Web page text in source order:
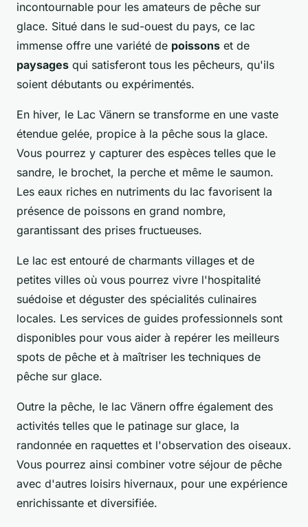
incontournable pour les amateurs de pêche sur
glace. Situé dans le sud-ouest du pays, ce lac
immense offre une variété de poissons et de
paysages qui satisferont tous les pêcheurs, qu'ils
soient débutants ou expérimentés.
En hiver, le Lac Vänern se transforme en une vaste
étendue gelée, propice à la pêche sous la glace.
Vous pourrez y capturer des espèces telles que le
sandre, le brochet, la perche et même le saumon.
Les eaux riches en nutriments du lac favorisent la
présence de poissons en grand nombre,
garantissant des prises fructueuses.
Le lac est entouré de charmants villages et de
petites villes où vous pourrez vivre l'hospitalité
suédoise et déguster des spécialités culinaires
locales. Les services de guides professionnels sont
disponibles pour vous aider à repérer les meilleurs
spots de pêche et à maîtriser les techniques de
pêche sur glace.
Outre la pêche, le lac Vänern offre également des
activités telles que le patinage sur glace, la
randonnée en raquettes et l'observation des oiseaux.
Vous pourrez ainsi combiner votre séjour de pêche
avec d'autres loisirs hivernaux, pour une expérience
enrichissante et diversifiée.